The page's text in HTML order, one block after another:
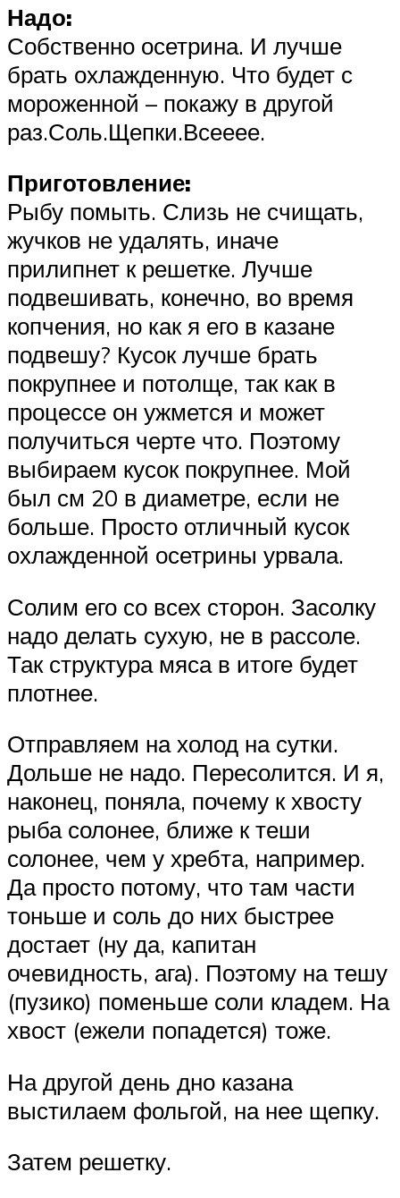
Надо:
Собственно осетрина. И лучше
брать охлажденную. Что будет с
мороженной – покажу в другой
раз.Соль.Щепки.Всееее.
Приготовление:
Рыбу помыть. Слизь не счищать,
жучков не удалять, иначе
прилипнет к решетке. Лучше
подвешивать, конечно, во время
копчения, но как я его в казане
подвешу? Кусок лучше брать
покрупнее и потолще, так как в
процессе он ужмется и может
получиться черте что. Поэтому
выбираем кусок покрупнее. Мой
был см 20 в диаметре, если не
больше. Просто отличный кусок
охлажденной осетрины урвала.
Солим его со всех сторон. Засолку
надо делать сухую, не в рассоле.
Так структура мяса в итоге будет
плотнее.
Отправляем на холод на сутки.
Дольше не надо. Пересолится. И я,
наконец, поняла, почему к хвосту
рыба солонее, ближе к теши
солонее, чем у хребта, например.
Да просто потому, что там части
тоньше и соль до них быстрее
достает (ну да, капитан
очевидность, ага). Поэтому на тешу
(пузико) поменьше соли кладем. На
хвост (ежели попадется) тоже.
На другой день дно казана
выстилаем фольгой, на нее щепку.
Затем решетку.